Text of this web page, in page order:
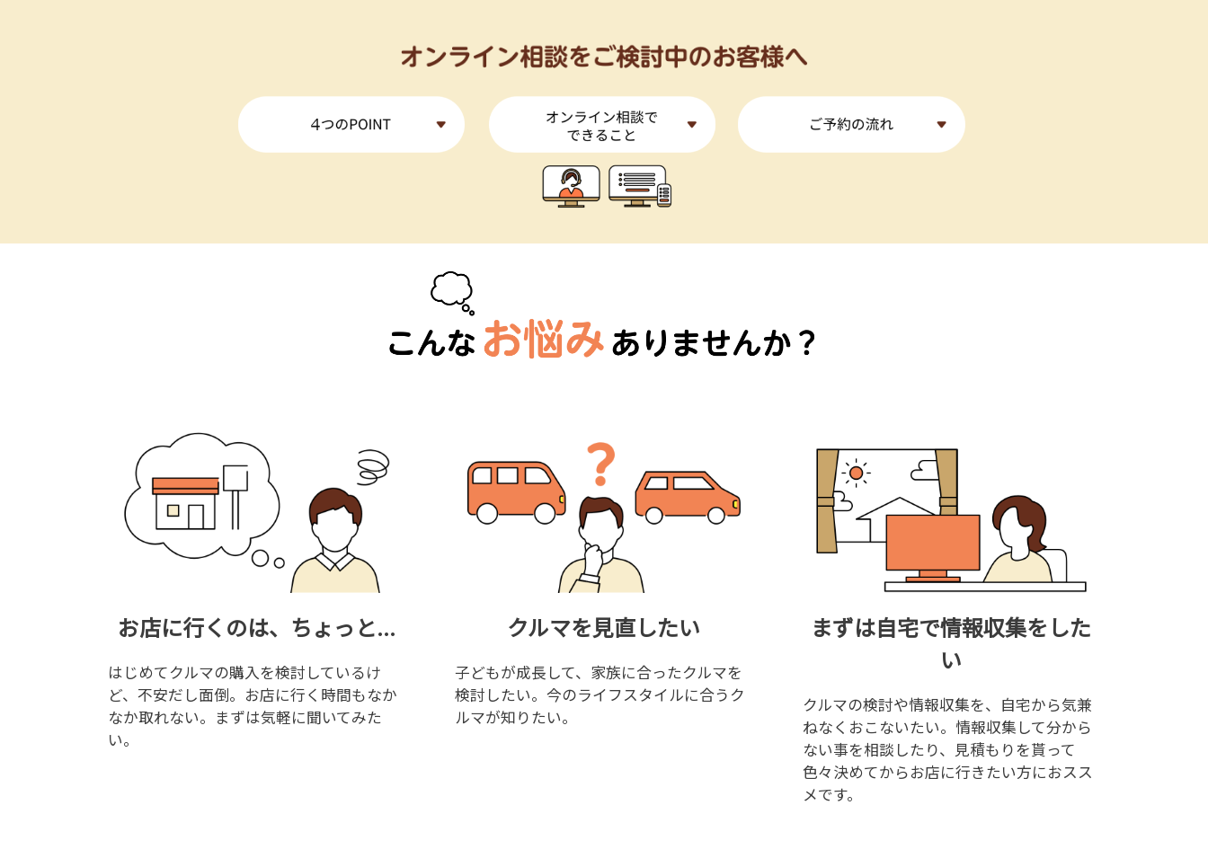
お店に行くのは、ちょっと...
はじめてクルマの購入を検討しているけ
ど、不安だし面倒。お店に行く時間もなか
なか取れない。まずは気軽に聞いてみた
い。
クルマを見直したい
子どもが成長して、家族に合ったクルマを
検討したい。今のライフスタイルに合うク
ルマが知りたい。
まずは自宅で情報収集をした
い
クルマの検討や情報収集を、自宅から気兼
ねなくおこないたい。情報収集して分から
ない事を相談したり、見積もりを貰って
色々決めてからお店に行きたい方におスス
メです。